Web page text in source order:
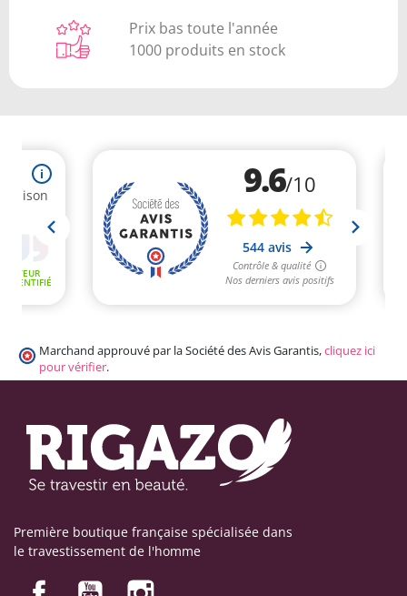
Prix bas toute l'année
1000 produits en stock
Marchand approuvé par la Société des Avis Garantis,cliquez ici
pour vérifier.
Première boutique française spécialisée dans
le travestissement de l'homme